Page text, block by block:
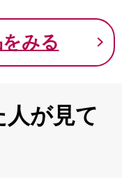
みる
人が見て